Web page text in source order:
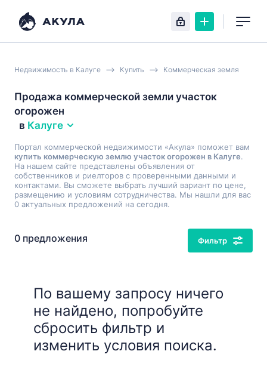
Недвижимость в Калуге Купить Коммерческая земля
Продажа коммерческой земли участок
огорожен
в Калуге
Портал коммерческой недвижимости «Акула» поможет вам
купить коммерческую землю участок огорожен в Калуге.
На нашем сайте представлены объявления от
собственников и риелторов с проверенными данными и
контактами. Вы сможете выбрать лучший вариант по цене,
размещению и условиям сотрудничества. Мы нашли для вас
0 актуальных предложений на сегодня.
0 предложения Фильтр
По вашему запросу ничего
не найдено, попробуйте
сбросить фильтр и
изменить условия поиска.